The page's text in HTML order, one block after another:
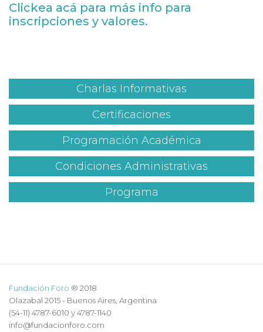
Clickea acá para más info para
inscripciones y valores.
Charlas Informativas
Certificaciones
Programación Académica
Condiciones Administrativas
Programa
Fundación Foro ® 2018
Olazabal 2015 - Buenos Aires, Argentina
(54-11) 4787-6010 y 4787-1140
info@fundacionforo.com